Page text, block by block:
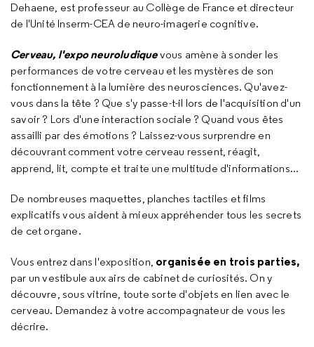
Dehaene, est professeur au Collège de France et directeur
de l'Unité Inserm-CEA de neuro-imagerie cognitive.
Cerveau, l'expo neuroludiquevous amène à sonder les
performances de votre cerveau et les mystères de son
fonctionnement à la lumière des neurosciences. Qu'avez-
vous dans la tête ? Que s'y passe-t-il lors de l'acquisition d'un
savoir ? Lors d'une interaction sociale ? Quand vous êtes
assailli par des émotions ? Laissez-vous surprendre en
découvrant comment votre cerveau ressent, réagit,
apprend, lit, compte et traite une multitude d'informations...
De nombreuses maquettes, planches tactiles et films
explicatifs vous aident à mieux appréhender tous les secrets
de cet organe.
Vous entrez dans l'exposition, organisée en trois parties,
par un vestibule aux airs de cabinet de curiosités. On y
découvre, sous vitrine, toute sorte d'objets en lien avec le
cerveau. Demandez à votre accompagnateur de vous les
décrire.